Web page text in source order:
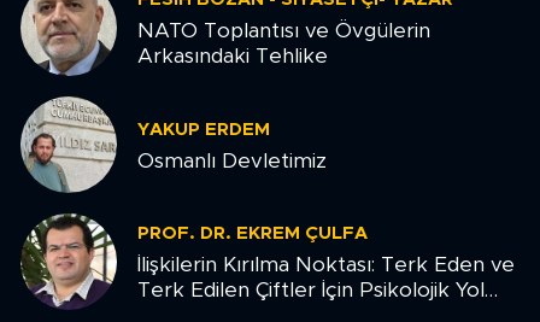
NATO Toplantısı ve Övgülerin
Arkasındaki Tehlike
YAKUP ERDEM
Osmanlı Devletimiz
PROF. DR. EKREM ÇULFA
İlişkilerin Kırılma Noktası: Terk Eden ve
Terk Edilen Çiftler İçin Psikolojik Yol